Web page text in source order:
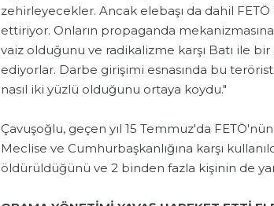
zehirleyecekler. Ancak elebaşı da dahil
ettiriyor. Onların propaganda
vaiz olduğunu ve radikalizme karşı Batı ile
ediyorlar. Darbe girişimi esnasında bu
nasıl iki yüzlü olduğunu ortaya koydu."
Çavuşoğlu, geçen yıl 15 Temmuz'da
Meclise ve Cumhurbaşkanlığına karşı
öldürüldüğünü ve 2 binden fazla kişinin de